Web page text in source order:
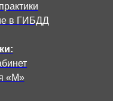
в ГИБДД
«М»